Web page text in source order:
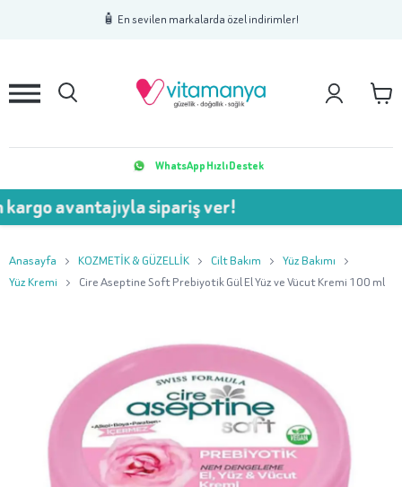
🧴 En sevilen markalarda özel indirimler!
2 3
WhatsApp Hızlı Destek
sipariş ver!
Anasayfa KOZMETİK & GÜZELLİK Cilt Bakım
Yüz Bakımı
Yüz Kremi
Cire Aseptine Soft Prebiyotik Gül El Yüz ve Vücut Kremi 100 ml